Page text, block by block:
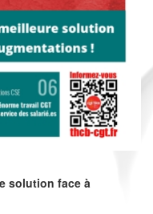
solution face à